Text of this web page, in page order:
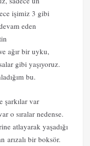
işimiz 3 gibi
eden
ağır bir uyku,
gibi yaşıyoruz.
bu.
şarkılar var
o sıralar nedense.
atlayarak yaşadığı
arızalı bir boksör.